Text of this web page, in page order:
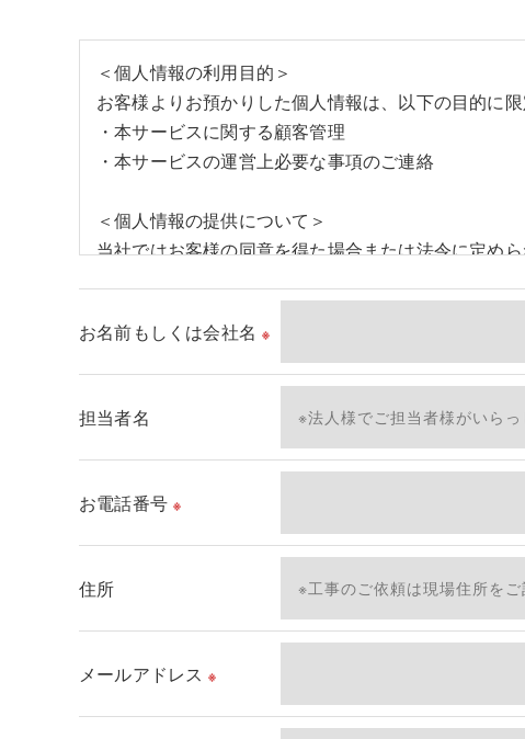
＜個人情報の利用目的＞
お客様よりお預かりした個人情報は、以下の目的に
・本サービスに関する顧客管理
・本サービスの運営上必要な事項のご連絡
＜個人情報の提供について＞
当社ではお客様の同意を得た場合または法令に定め
＜個人情報の委託について＞
当社では、利用目的の達成に必要な範囲において、
＜個人情報の安全管理＞
＜個人情報を与えなかった場合に生じる結果＞
了承ください。
＜個人情報の開示･訂正・削除･利用停止の手続につい
ご本人である事を確認のうえ、対応させて頂きます。
お名前もしくは会社名 ※
担当者名
お電話番号 ※
住所
メールアドレス ※